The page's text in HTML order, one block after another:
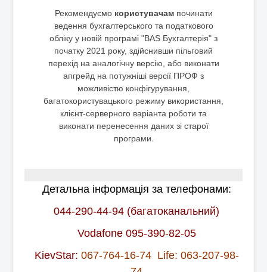
Рекомендуємо користувачампочинати
ведення бухгалтерського та податкового
обліку у новій програмі "BAS Бухгалтерія" з
початку 2021 року, здійснивши пільговий
перехід на аналогічну версію, або виконати
апгрейд на потужніші версії ПРОФ з
можливістю конфігурування,
багатокористувацького режиму використання,
клієнт-серверного варіанта роботи та
виконати перенесення даних зі старої
програми.
Детальна інформація за телефонами:
044-290-44-94 (багатоканальний)
Vodafone 095-390-82-05
KievStar: 067-764-16-74 Life: 063-207-98-